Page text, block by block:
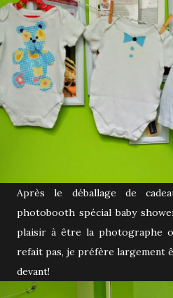
Après le déballage de
photobooth spécial baby
plaisir à être la photographe
refait pas, je préfère largement
devant!